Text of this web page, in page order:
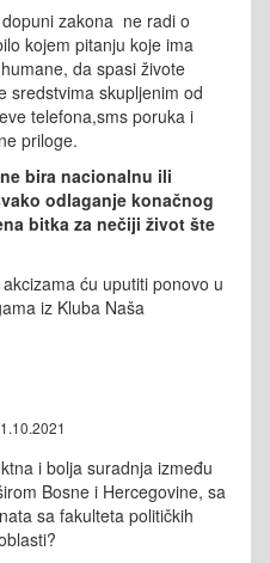
zakona ne radi o
kojem pitanju koje ima
da spasi živote
sredstvima skupljenim od
telefona,sms poruka i
priloge.
bira nacionalnu ili
odlaganje konačnog
bitka za nečiji život šte
ću uputiti ponovo u
iz Kluba Naša
i bolja suradnja između
Bosne i Hercegovine, sa
sa fakulteta političkih